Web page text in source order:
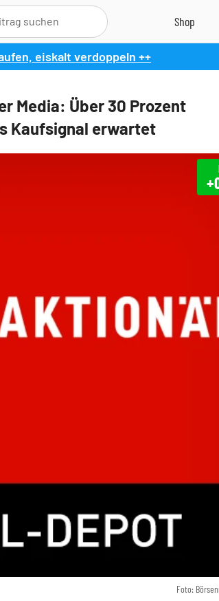
eiskalt verdoppeln ++
Media: Über 30 Prozent
Kaufsignal erwartet
Foto: